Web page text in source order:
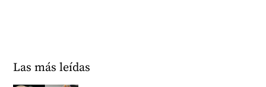
Las más leídas